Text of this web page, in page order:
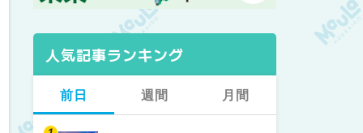
人気記事ランキング
前日 週間 月間